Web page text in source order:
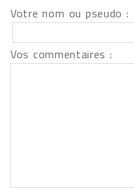
Votre nom ou pseudo :
Vos commentaires :